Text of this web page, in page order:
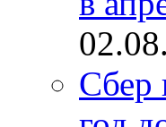
Сбер